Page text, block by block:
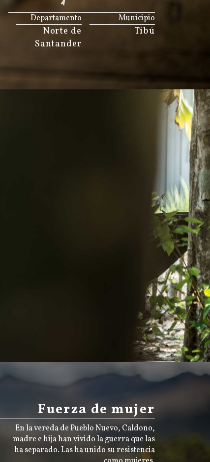
Municipio
Tibú
Departamento
Norte de
Santander
Fuerza de mujer
En la vereda de Pueblo Nuevo, Caldono,
madre e hija han vivido la guerra que las
ha separado. Las ha unido su resistencia